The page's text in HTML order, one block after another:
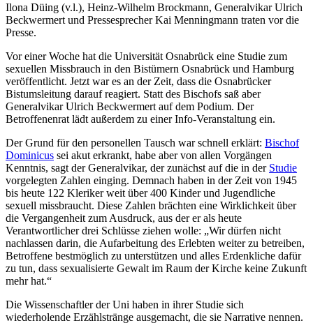
Ilona Düing (v.l.), Heinz-Wilhelm Brockmann, Generalvikar Ulrich
Beckwermert und Pressesprecher Kai Menningmann traten vor die
Presse.
Vor einer Woche hat die Universität Osnabrück eine Studie zum
sexuellen Missbrauch in den Bistümern Osnabrück und Hamburg
veröffentlicht. Jetzt war es an der Zeit, dass die Osnabrücker
Bistumsleitung darauf reagiert. Statt des Bischofs saß aber
Generalvikar Ulrich Beckwermert auf dem Podium. Der
Betroffenenrat lädt außerdem zu einer Info-Veranstaltung ein.
Der Grund für den personellen Tausch war schnell erklärt: Bischof
Dominicus sei akut erkrankt, habe aber von allen Vorgängen
Kenntnis, sagt der Generalvikar, der zunächst auf die in der Studie
vorgelegten Zahlen einging. Demnach haben in der Zeit von 1945
bis heute 122 Kleriker weit über 400 Kinder und Jugendliche
sexuell missbraucht. Diese Zahlen brächten eine Wirklichkeit über
die Vergangenheit zum Ausdruck, aus der er als heute
Verantwortlicher drei Schlüsse ziehen wolle: „Wir dürfen nicht
nachlassen darin, die Aufarbeitung des Erlebten weiter zu betreiben,
Betroffene bestmöglich zu unterstützen und alles Erdenkliche dafür
zu tun, dass sexualisierte Gewalt im Raum der Kirche keine Zukunft
mehr hat.“
Die Wissenschaftler der Uni haben in ihrer Studie sich
wiederholende Erzählstränge ausgemacht, die sie Narrative nennen.